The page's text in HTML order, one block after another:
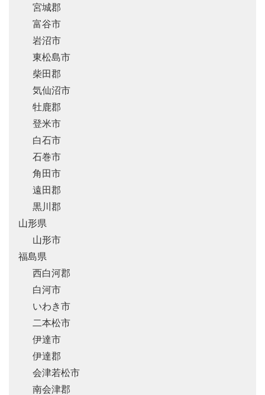
宮城郡
富谷市
岩沼市
東松島市
柴田郡
気仙沼市
牡鹿郡
登米市
白石市
石巻市
角田市
遠田郡
黒川郡
山形県
山形市
福島県
西白河郡
白河市
いわき市
二本松市
伊達市
伊達郡
会津若松市
南会津郡